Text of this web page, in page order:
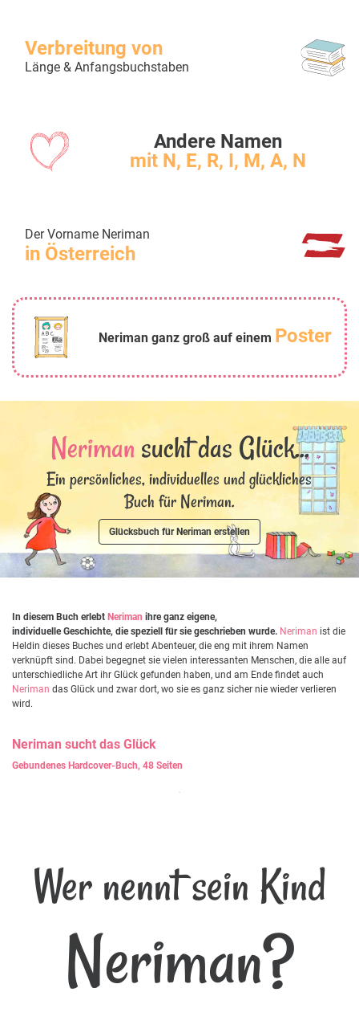
Verbreitung von
Länge & Anfangsbuchstaben
Andere Namen
mit N, E, R, I, M, A, N
Der Vorname Neriman
in Österreich
Neriman ganz groß auf einem Poster
Nerimansucht das Glück...
Ein persönliches, individuelles und glückliches
Buch für Neriman.
Glücksbuch für Neriman erstellen
In diesem Buch erlebt Neriman ihre ganz eigene,
individuelle Geschichte, die speziell für sie geschrieben wurde. Neriman ist die
Heldin dieses Buches und erlebt Abenteuer, die eng mit ihrem Namen
verknüpft sind. Dabei begegnet sie vielen interessanten Menschen, die alle auf
unterschiedliche Art ihr Glück gefunden haben, und am Ende findet auch
Neriman das Glück und zwar dort, wo sie es ganz sicher nie wieder verlieren
wird.
Neriman sucht das Glück
Gebundenes Hardcover-Buch, 48 Seiten
Wer nennt sein Kind
Neriman?